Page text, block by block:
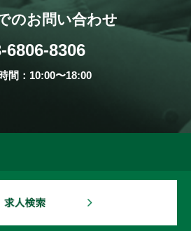
のお問い合わせ
6806-8306
間：10:00〜18:00